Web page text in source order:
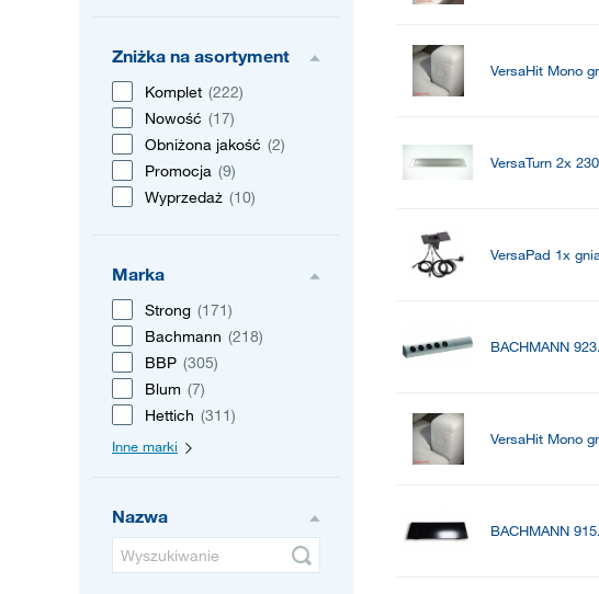
Zniżka na asortyment
Komplet (222)
Nowość (17)
Obniżona jakość (2)
Promocja (9)
Wyprzedaż (10)
Marka
Strong (171)
Bachmann (218)
BBP (305)
Blum (7)
Hettich (311)
Inne marki
Nazwa
VersaHit Mono
VersaTurn 2x
VersaPad 1x
BACHMANN
VersaHit Mono
BACHMANN